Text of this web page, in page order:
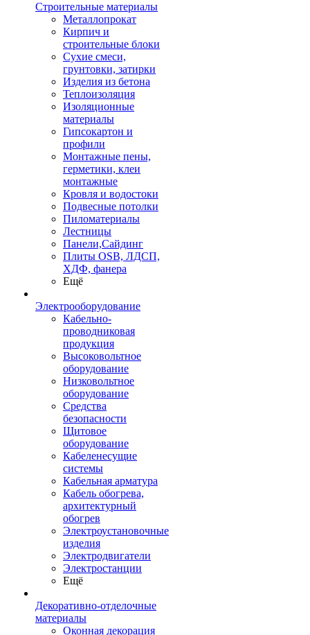
Строительные материалы
Металлопрокат
Кирпич и
строительные блоки
Сухие смеси,
грунтовки, затирки
Изделия из бетона
Теплоизоляция
Изоляционные
материалы
Гипсокартон и
профили
Монтажные пены,
герметики, клеи
монтажные
Кровля и водостоки
Подвесные потолки
Пиломатериалы
Лестницы
Панели,Сайдинг
Плиты OSB, ЛДСП,
ХДФ, фанера
Ещё
Электрооборудование
Кабельно-
проводниковая
продукция
Высоковольтное
оборудование
Низковольтное
оборудование
Средства
безопасности
Щитовое
оборудование
Кабеленесущие
системы
Кабельная арматура
Кабель обогрева,
архитектурный
обогрев
Электроустановочные
изделия
Электродвигатели
Электростанции
Ещё
Декоративно-отделочные
материалы
Оконная декорация